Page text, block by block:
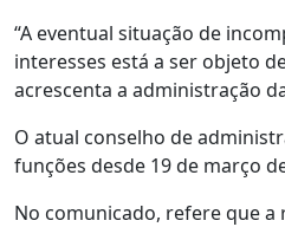
“A eventual situação de
interesses está a ser objeto
acrescenta a administração
O atual conselho de
funções desde 19 de março
No comunicado, refere que